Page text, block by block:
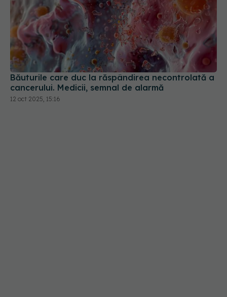
Băuturile care duc la răspândirea necontrolată a
cancerului. Medicii, semnal de alarmă
12 oct 2025, 15:16